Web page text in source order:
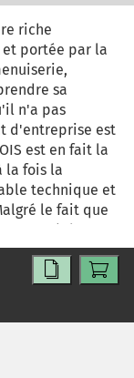
riche
portée par la
sa
n'a pas
d'entreprise est
est en fait la
la fois la
technique et
le fait que
trouvé de
compte tenu
à cette